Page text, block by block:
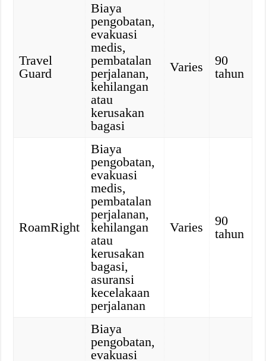
Travel
Guard
Biaya
pengobatan,
evakuasi
medis,
pembatalan
perjalanan,
kehilangan
atau
kerusakan
bagasi
Varies
90
tahun
RoamRight
Biaya
pengobatan,
evakuasi
medis,
pembatalan
perjalanan,
kehilangan
atau
kerusakan
bagasi,
asuransi
kecelakaan
perjalanan
Varies
90
tahun
Biaya
pengobatan,
evakuasi